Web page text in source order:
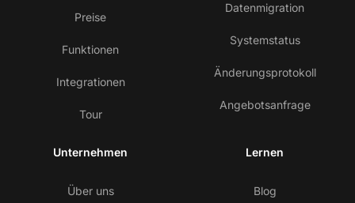
Preise
Funktionen
Integrationen
Tour
Datenmigration
Systemstatus
Änderungsprotokoll
Angebotsanfrage
Unternehmen
Über uns
Lernen
Blog